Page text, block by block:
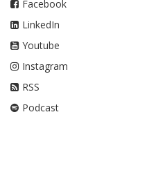
Facebook
LinkedIn
Youtube
Instagram
RSS
Podcast